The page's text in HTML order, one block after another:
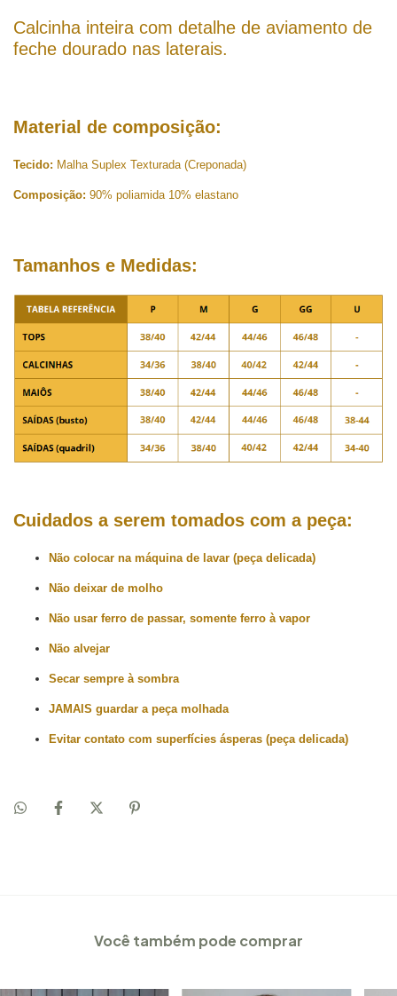
Calcinha inteira com detalhe de aviamento de
feche dourado nas laterais.
Material de composição:
Tecido: Malha Suplex Texturada (Creponada)
Composição: 90% poliamida 10% elastano
Tamanhos e Medidas:
Cuidados a serem tomados com a peça:
Não colocar na máquina de lavar (peça delicada)
Não deixar de molho
Não usar ferro de passar, somente ferro à vapor
Não alvejar
Secar sempre à sombra
JAMAIS guardar a peça molhada
Evitar contato com superfícies ásperas (peça delicada)
Você também pode comprar